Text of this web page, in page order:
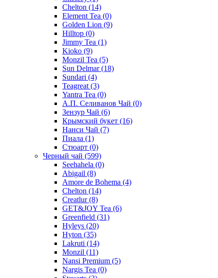
Chelton (14)
Element Tea (0)
Golden Lion (9)
Hilltop (0)
Jimmy Tea (1)
Kioko (9)
Monzil Tea (5)
Sun Delmar(18)
Sundari (4)
Teagreat (3)
Yantra Tea (0)
А.П. Селиванов Чай (0)
Зензур Чай (6)
Крымский букет (16)
Нанси Чай (7)
Пиала (1)
Стюарт (0)
Черный чай (599)
Seehahela (0)
Abigail (8)
Amore de Bohema (4)
Chelton (14)
Creatlur(8)
GET&JOY Tea (6)
Greenfield (31)
Hyleys (20)
Hyton (35)
Lakruti (14)
Monzil (11)
Nansi Premium (5)
Nargis Tea (0)